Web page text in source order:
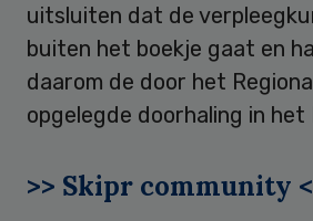
uitsluiten dat de
buiten het boekje gaat en
daarom de door het
opgelegde doorhaling in
>> Skipr community